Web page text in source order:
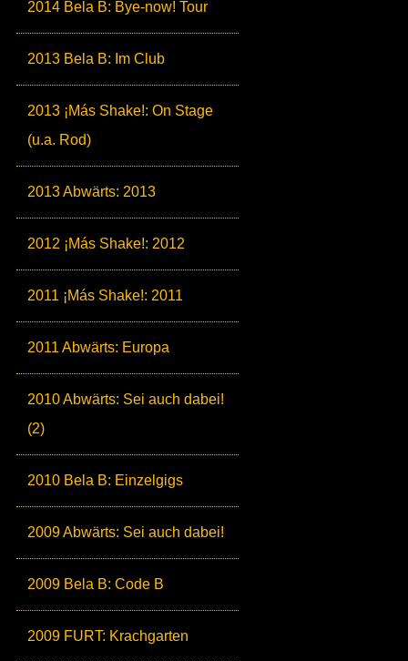
2014 Bela B: Bye-now! Tour
2013 Bela B: Im Club
2013 ¡Más Shake!: On Stage
(u.a. Rod)
2013 Abwärts: 2013
2012 ¡Más Shake!: 2012
2011 ¡Más Shake!: 2011
2011 Abwärts: Europa
2010 Abwärts: Sei auch dabei!
(2)
2010 Bela B: Einzelgigs
2009 Abwärts: Sei auch dabei!
2009 Bela B: Code B
2009 FURT: Krachgarten